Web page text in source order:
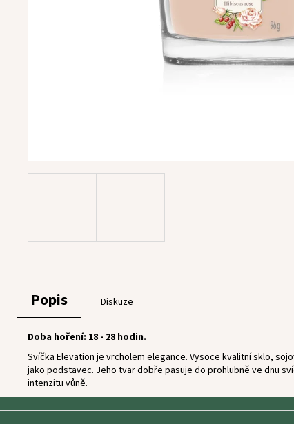
Popis Diskuze
Doba hoření: 18 - 28 hodin.
Svíčka Elevation je vrcholem elegance. Vysoce kvalitní sklo,
jako podstavec. Jeho tvar dobře pasuje do prohlubně ve dnu
intenzitu vůně.